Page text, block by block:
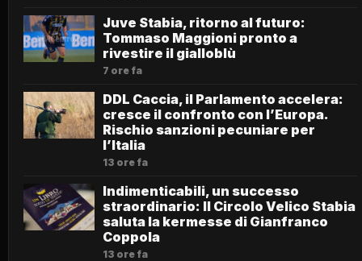
Juve Stabia, ritorno al futuro:
Tommaso Maggioni pronto a
rivestire il gialloblù
7 ore fa
DDL Caccia, il Parlamento accelera:
cresce il confronto con l’Europa.
Rischio sanzioni pecuniare per
l’Italia
13 ore fa
Indimenticabili, un successo
straordinario: Il Circolo Velico Stabia
saluta la kermesse di Gianfranco
Coppola
13 ore fa